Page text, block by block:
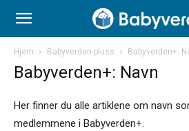
Hjem Babyverden pluss Babyverden+:
Babyverden+: Navn
Her finner du alle artiklene om navn
medlemmene i Babyverden+.